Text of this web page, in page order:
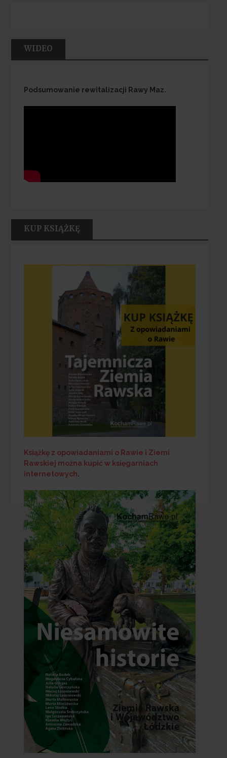
WIDEO
Podsumowanie rewitalizacji Rawy Maz.
KUP KSIĄŻKĘ
Książkę z opowiadaniami o Rawie i Ziemi
Rawskiej można kupić w księgarniach
internetowych.